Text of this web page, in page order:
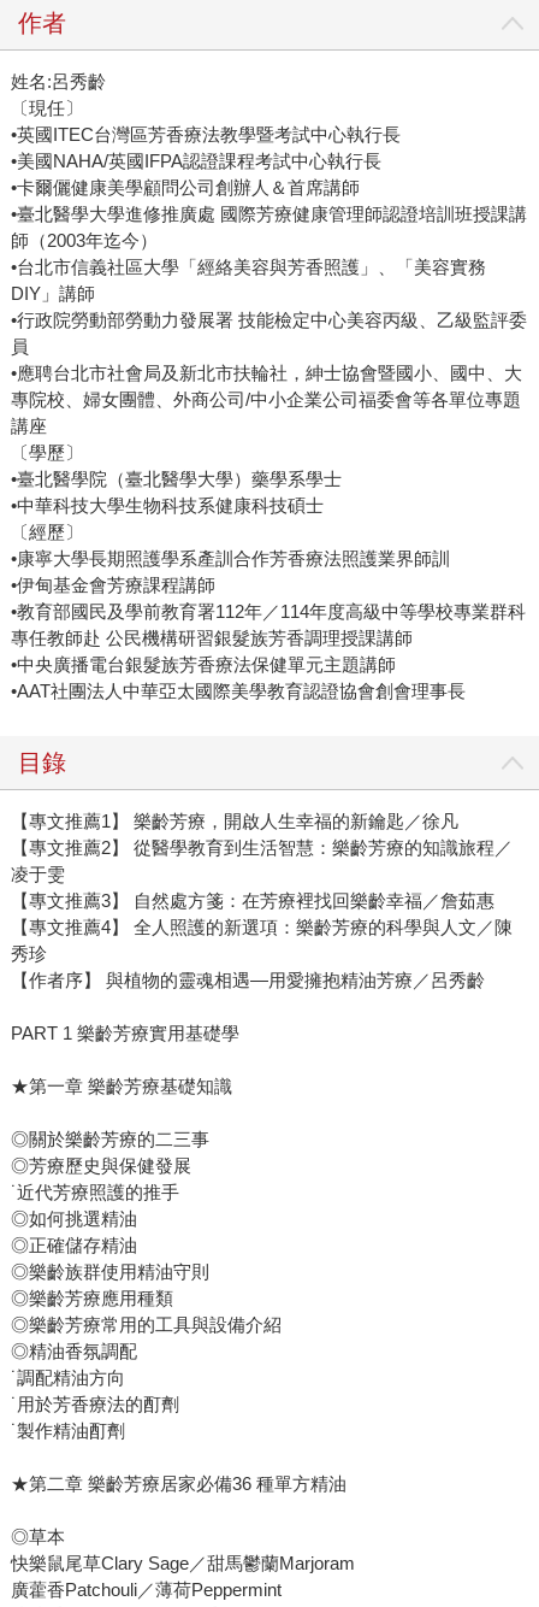
作者
姓名:呂秀齡
〔現任〕
•英國ITEC台灣區芳香療法教學暨考試中心執行長
•美國NAHA/英國IFPA認證課程考試中心執行長
•卡爾儷健康美學顧問公司創辦人＆首席講師
•臺北醫學大學進修推廣處 國際芳療健康管理師認證培訓班授課講
師（2003年迄今）
•台北市信義社區大學「經絡美容與芳香照護」、「美容實務
DIY」講師
•行政院勞動部勞動力發展署 技能檢定中心美容丙級、乙級監評委
員
•應聘台北市社會局及新北市扶輪社，紳士協會暨國小、國中、大
專院校、婦女團體、外商公司/中小企業公司福委會等各單位專題
講座
〔學歷〕
•臺北醫學院（臺北醫學大學）藥學系學士
•中華科技大學生物科技系健康科技碩士
〔經歷〕
•康寧大學長期照護學系產訓合作芳香療法照護業界師訓
•伊甸基金會芳療課程講師
•教育部國民及學前教育署112年／114年度高級中等學校專業群科
專任教師赴 公民機構研習銀髮族芳香調理授課講師
•中央廣播電台銀髮族芳香療法保健單元主題講師
•AAT社團法人中華亞太國際美學教育認證協會創會理事長
目錄
【專文推薦1】 樂齡芳療，開啟人生幸福的新鑰匙／徐凡
【專文推薦2】 從醫學教育到生活智慧：樂齡芳療的知識旅程／
凌于雯
【專文推薦3】 自然處方箋：在芳療裡找回樂齡幸福／詹茹惠
【專文推薦4】 全人照護的新選項：樂齡芳療的科學與人文／陳
秀珍
【作者序】 與植物的靈魂相遇—用愛擁抱精油芳療／呂秀齡
PART 1 樂齡芳療實用基礎學
★第一章 樂齡芳療基礎知識
◎關於樂齡芳療的二三事
◎芳療歷史與保健發展
˙近代芳療照護的推手
◎如何挑選精油
◎正確儲存精油
◎樂齡族群使用精油守則
◎樂齡芳療應用種類
◎樂齡芳療常用的工具與設備介紹
◎精油香氛調配
˙調配精油方向
˙用於芳香療法的酊劑
˙製作精油酊劑
★第二章 樂齡芳療居家必備36 種單方精油
◎草本
快樂鼠尾草Clary Sage／甜馬鬱蘭Marjoram
廣藿香Patchouli／薄荷Peppermint